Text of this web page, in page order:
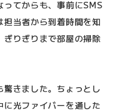
ってからも、事前にSMS
当者から到着時間を知
りぎりまで部屋の掃除
きました。ちょっとし
光ファイバーを通した